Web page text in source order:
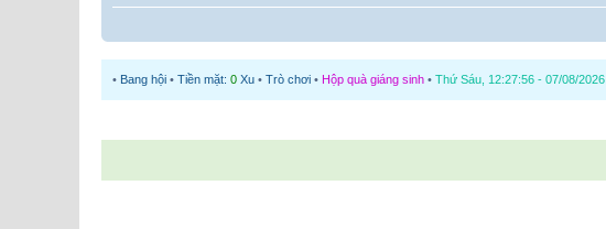
• Bang hội • Tiền mặt: 0 Xu • Trò chơi • Hộp quà giáng sinh • Thứ Sáu, 12:27:56 - 07/08/2026